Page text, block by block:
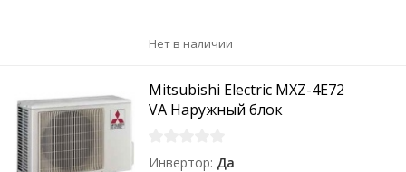
Нет в наличии
Mitsubishi Electric MXZ-4E72
VA Наружный блок
Инвертор Да